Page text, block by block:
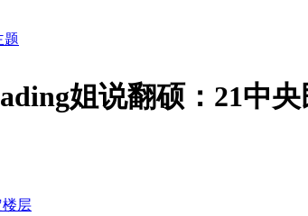
姐说翻硕：21中